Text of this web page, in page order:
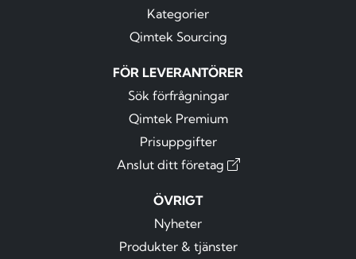
Kategorier
Qimtek Sourcing
FÖR LEVERANTÖRER
Sök förfrågningar
Qimtek Premium
Prisuppgifter
Anslut ditt företag
ÖVRIGT
Nyheter
Produkter & tjänster